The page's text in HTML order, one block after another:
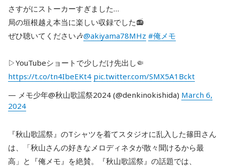
さすがにストーカーすぎました…
局の垣根越え本当に楽しい収録でした📻
ぜひ聴いてください🎶@akiyama78MHz #俺メモ
▷YouTubeショートで少しだけ先出し🤏
https://t.co/tn4IbeEKt4 pic.twitter.com/SMX5A1Bckt
— メモ少年@秋山歌謡祭2024 (@denkinokishida) March 6,
2024
『秋山歌謡祭』のTシャツを着てスタジオに乱入した篠田さん
は、「秋山さんの好きなメロディネタが散々聞けるから最
高」と『俺メモ』を絶賛。『秋山歌謡祭』の話題では、